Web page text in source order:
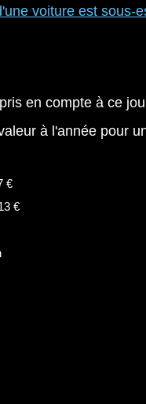
voiture est sous-
en compte à ce
à l'année pour
€
€